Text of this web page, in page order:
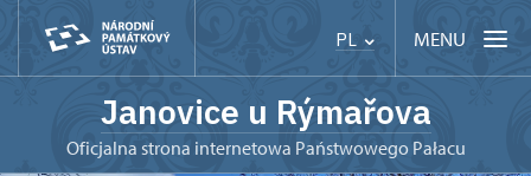
PL MENU
Janovice u Rýmařova
Oficjalna strona internetowa Państwowego Pałacu